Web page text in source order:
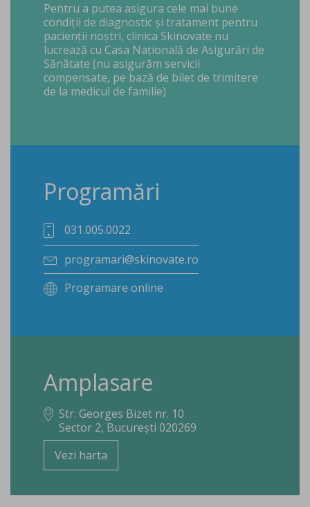
Pentru a putea asigura cele mai bune
condiții de diagnostic și tratament pentru
pacienții noștri, clinica Skinovate nu
lucrează cu Casa Națională de Asigurări de
Sănătate (nu asigurăm servicii
compensate, pe bază de bilet de trimitere
de la medicul de familie)
Programări
031.005.0022
programari@skinovate.ro
Programare online
Amplasare
Str. Georges Bizet nr. 10
Sector 2, București 020269
Vezi harta